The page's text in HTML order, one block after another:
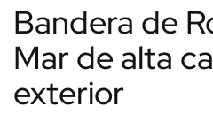
Bandera de
Mar de alta
exterior